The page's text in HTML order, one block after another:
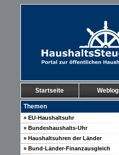
Startseite Weblog
Themen
» EU-Haushaltsuhr
» Bundeshaushalts-Uhr
» Haushaltsuhren der Länder
» Bund-Länder-Finanzausgleich